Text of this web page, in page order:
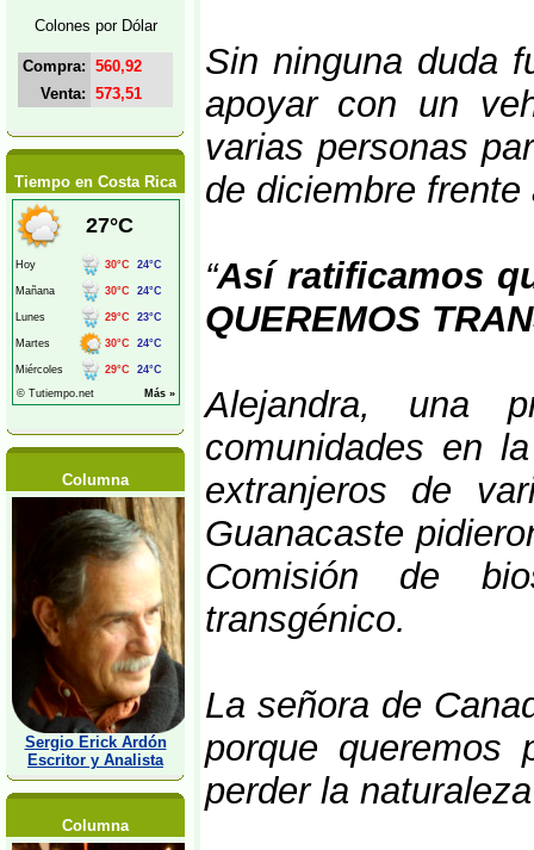
Colones por Dólar
Compra: 560,92
Venta: 573,51
Tiempo en Costa Rica
Columna
Sergio Erick Ardón
Escritor y Analista
Columna
Sin ninguna duda
apoyar con un
varias personas
de diciembre
“Así ratificamos
QUEREMOS
Alejandra, una
comunidades en
extranjeros de
Guanacaste
Comisión de
transgénico.
La señora de
porque
perder la